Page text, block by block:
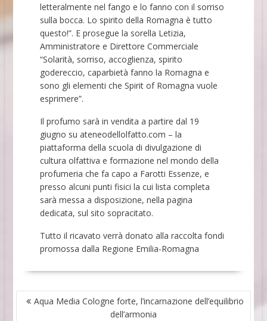
letteralmente nel fango e lo fanno con il sorriso
sulla bocca. Lo spirito della Romagna è tutto
questo!”. E prosegue la sorella Letizia,
Amministratore e Direttore Commerciale
“Solarità, sorriso, accoglienza, spirito
godereccio, caparbietà fanno la Romagna e
sono gli elementi che Spirit of Romagna vuole
esprimere”.
Il profumo sarà in vendita a partire dal 19
giugno su ateneodellolfatto.com – la
piattaforma della scuola di divulgazione di
cultura olfattiva e formazione nel mondo della
profumeria che fa capo a Farotti Essenze, e
presso alcuni punti fisici la cui lista completa
sarà messa a disposizione, nella pagina
dedicata, sul sito sopracitato.
Tutto il ricavato verrà donato alla raccolta fondi
promossa dalla Regione Emilia-Romagna
NAVIGAZIONE
ARTICOLI
Aqua Media Cologne forte, l’incarnazione dell’equilibrio
dell’armonia